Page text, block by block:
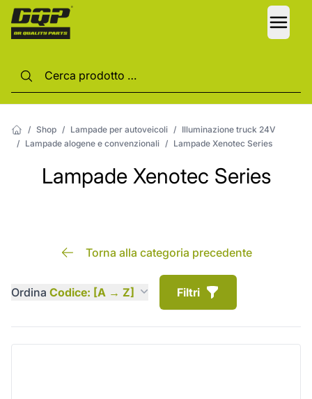
/ Shop / Lampade per autoveicoli / Illuminazione truck 24V
/ Lampade alogene e convenzionali / Lampade Xenotec Series
Lampade Xenotec Series
Torna alla categoria precedente
Ordina Codice: [A → Z] Filtri